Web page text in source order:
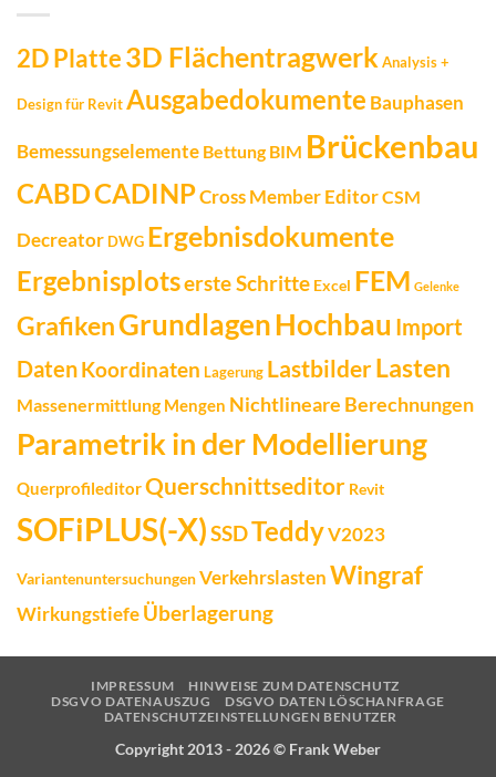
2D Platte3D Flächentragwerk Analysis +
Design für RevitAusgabedokumente Bauphasen
Bemessungselemente Bettung BIM Brückenbau
CABDCADINPCross Member EditorCSM
Decreator DWG Ergebnisdokumente
Ergebnisplotserste Schritte Excel FEM Gelenke
GrafikenGrundlagenHochbau Import
DatenKoordinaten Lagerung LastbilderLasten
Massenermittlung Mengen Nichtlineare Berechnungen
Parametrik in der Modellierung
QuerprofileditorQuerschnittseditor Revit
SOFiPLUS(-X)SSDTeddyV2023
VariantenuntersuchungenVerkehrslastenWingraf
WirkungstiefeÜberlagerung
IMPRESSUM
HINWEISE ZUM DATENSCHUTZ
DSGVO DATENAUSZUG
DSGVO DATEN LÖSCHANFRAGE
DATENSCHUTZEINSTELLUNGEN BENUTZER
Copyright 2013 - 2026 © Frank Weber